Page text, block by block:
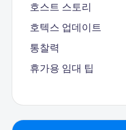
호스트 스토리
호텍스 업데이트
통찰력
휴가용 임대 팁